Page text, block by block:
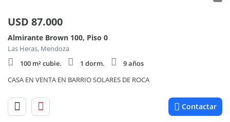
USD 87.000
Almirante Brown 100, Piso 0
Las Heras, Mendoza
100 m² cubie.
1 dorm.
9 años
CASA EN VENTA EN BARRIO SOLARES DE ROCA
Contactar